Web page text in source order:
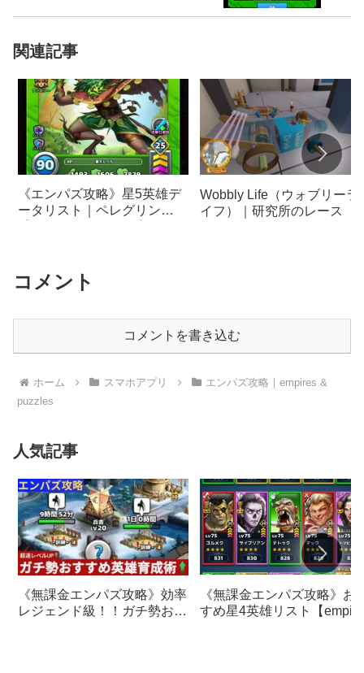
関連記事
《エンパズ攻略》星5英雄デ
ータリスト｜ペレグリン
Wobbly Life（ウォブリーラ
イフ）｜研究所のレース（
コメント
コメントを書き込む
ホーム スマホアプリ
エンパズ攻略｜empires &
puzzles
人気記事
《無課金エンパズ攻略》効率
レジェンド級！！ガチ勢おす
《無課金エンパズ攻略》お
すめ星4英雄リスト【